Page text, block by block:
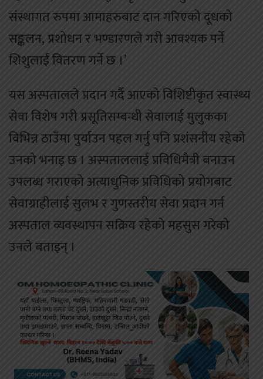
संस्थागत रुपमा आमाहरुबाट दान गरिएको दूधको
सङ्कलन, प्रशोधन र भण्डारणले गरी आवश्यक पर्ने
शिशुलाई वितरण गर्ने छ ।’
यस अस्पतालले प्रदान गर्दै आएको विशिष्टीकृत स्वास्थ्य
सेवा विशेष गरी प्रसूतिसम्बन्धी सेवालाई मुलुकका
विभिन्न ठाउँमा पुर्याउन पहल गर्नु पनि प्रशंसनीय रहेको
उनको भनाइ छ । अस्पताललाई प्रविधिमैत्री बनाउन
उपलब्ध गराएको अत्याधुनिक प्रविधिको प्रयोगबाट
सेवाग्राहीलाई सुलभ र गुणस्तरीय सेवा प्रदान गर्न
अस्पताल व्यवस्थापन सक्रिय रहेको महसुस गरेको
उनले बताइन् ।